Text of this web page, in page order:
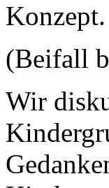
(Beifall
Wir